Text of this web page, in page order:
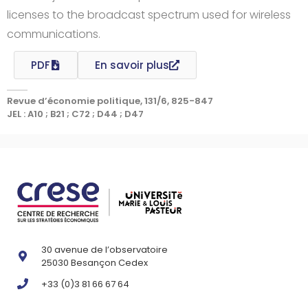
licenses to the broadcast spectrum used for wireless
communications.
PDF En savoir plus
Revue d’économie politique, 131/6, 825-847
JEL : A10 ; B21 ; C72 ; D44 ; D47
30 avenue de l’observatoire
25030 Besançon Cedex
+33 (0)3 81 66 67 64